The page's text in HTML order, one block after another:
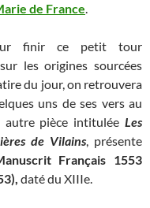
de France.
finir ce petit tour
les origines sourcées
du jour, on retrouvera
uns de ses vers au
autre pièce intitulée Les
de Vilains, présente
Français 1553
daté du XIIIe.